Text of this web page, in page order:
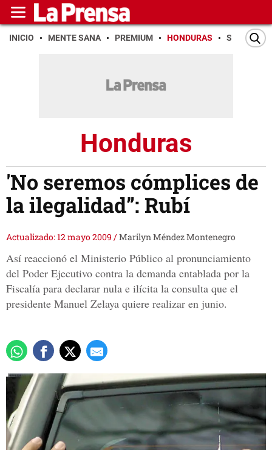
INICIO MENTE SANA PREMIUM HONDURAS SAN PEDRO
Honduras
'No seremos cómplices de
la ilegalidad”: Rubí
Actualizado: 12 mayo 2009 /Marilyn Méndez Montenegro
Así reaccionó el Ministerio Público al pronunciamiento
del Poder Ejecutivo contra la demanda entablada por la
Fiscalía para declarar nula e ilícita la consulta que el
presidente Manuel Zelaya quiere realizar en junio.